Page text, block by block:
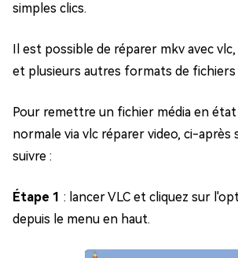
simples clics.
Il est possible de réparer mkv avec
et plusieurs autres formats de fichiers
Pour remettre un fichier média en
normale via vlc réparer video, ci-après
suivre :
Étape 1 : lancer VLC et cliquez sur
depuis le menu en haut.